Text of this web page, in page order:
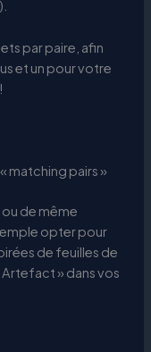
par paire, afin
et un pour votre
matching pairs »
de même
opter pour
de feuilles de
» dans vos